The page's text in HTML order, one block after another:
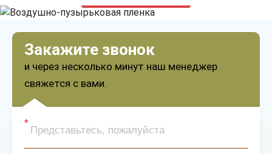
Закажите звонок
и через несколько минут наш менеджер
свяжется с вами.